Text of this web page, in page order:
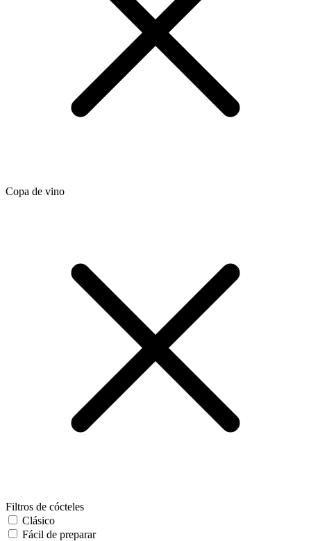
Copa de vino
Filtros de cócteles
Clásico
Fácil de preparar